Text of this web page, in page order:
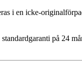
i en icke-
på 24